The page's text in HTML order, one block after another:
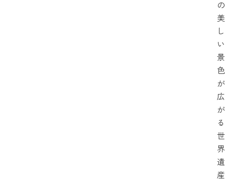
の
美
し
い
景
色
が
広
が
る
世
界
遺
産